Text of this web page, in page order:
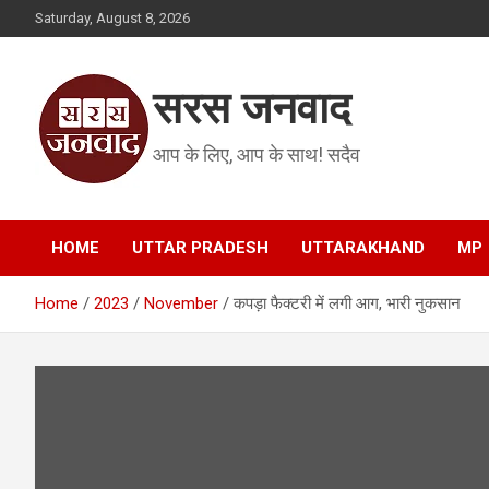
to
Saturday, August 8, 2026
सरस जनवाद
आप के लिए, आप के साथ! सदैव
HOME UTTAR PRADESH UTTARAKHAND MP
Home 2023 November कपड़ा फैक्टरी में लगी आग, भारी नुकसान